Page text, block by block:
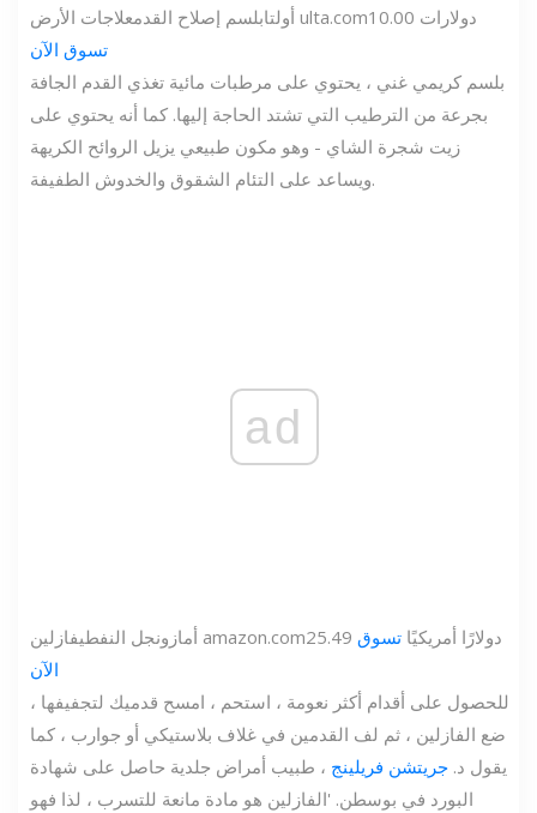
أولتابلسم إصلاح القدمعلاجات الأرض ulta.com
10.00 دولارات
تسوق الآن
بلسم كريمي غني ، يحتوي على مرطبات مائية تغذي القدم الجافة
بجرعة من الترطيب التي تشتد الحاجة إليها. كما أنه يحتوي على
زيت شجرة الشاي - وهو مكون طبيعي يزيل الروائح الكريهة
ويساعد على التئام الشقوق والخدوش الطفيفة.
ad
أمازونجل النفطيفازلين amazon.com 25.49 دولارًا أمريكيًا تسوق
الآن
للحصول على أقدام أكثر نعومة ، استحم ، امسح قدميك لتجفيفها ،
ضع الفازلين ، ثم لف القدمين في غلاف بلاستيكي أو جوارب ، كما
يقول د. جريتشن فريلينج ، طبيب أمراض جلدية حاصل على شهادة
البورد في بوسطن. 'الفازلين هو مادة مانعة للتسرب ، لذا فهو